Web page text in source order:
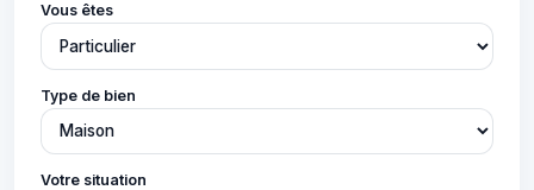
Vous êtes
Type de bien
Votre situation